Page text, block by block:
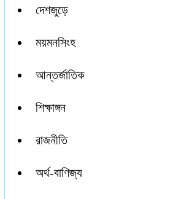
দেশজুড়ে
ময়মনসিংহ
আন্তর্জাতিক
শিক্ষাঙ্গন
রাজনীতি
অর্থ-বাণিজ্য